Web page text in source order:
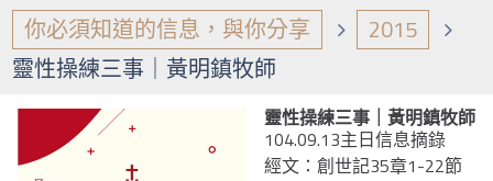
你必須知道的信息，與你分享
2015
靈性操練三事｜黃明鎮牧師
靈性操練三事｜黃明鎮牧師
104.09.13主日信息摘錄
經文：創世記35章1-22節